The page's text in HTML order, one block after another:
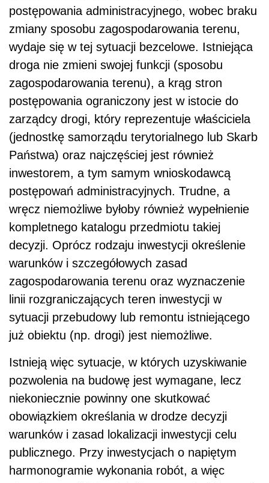
postępowania administracyjnego, wobec braku
zmiany sposobu zagospodarowania terenu,
wydaje się w tej sytuacji bezcelowe. Istniejąca
droga nie zmieni swojej funkcji (sposobu
zagospodarowania terenu), a krąg stron
postępowania ograniczony jest w istocie do
zarządcy drogi, który reprezentuje właściciela
(jednostkę samorządu terytorialnego lub Skarb
Państwa) oraz najczęściej jest również
inwestorem, a tym samym wnioskodawcą
postępowań administracyjnych. Trudne, a
wręcz niemożliwe byłoby również wypełnienie
kompletnego katalogu przedmiotu takiej
decyzji. Oprócz rodzaju inwestycji określenie
warunków i szczegółowych zasad
zagospodarowania terenu oraz wyznaczenie
linii rozgraniczających teren inwestycji w
sytuacji przebudowy lub remontu istniejącego
już obiektu (np. drogi) jest niemożliwe.
Istnieją więc sytuacje, w których uzyskiwanie
pozwolenia na budowę jest wymagane, lecz
niekoniecznie powinny one skutkować
obowiązkiem określania w drodze decyzji
warunków i zasad lokalizacji inwestycji celu
publicznego. Przy inwestycjach o napiętym
harmonogramie wykonania robót, a więc